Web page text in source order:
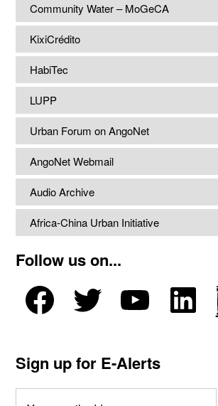
Community Water – MoGeCA
KixiCrédito
HabiTec
LUPP
Urban Forum on AngoNet
AngoNet Webmail
Audio Archive
Africa-China Urban Initiative
Follow us on...
Sign up for E-Alerts